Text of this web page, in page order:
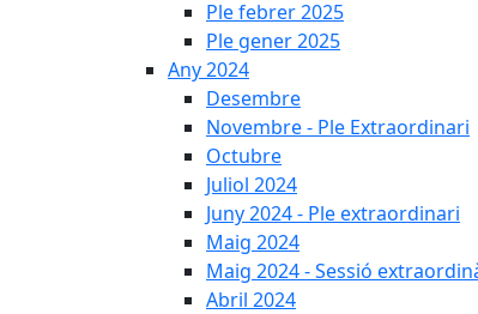
Ple febrer 2025
Ple gener 2025
Any 2024
Desembre
Novembre - Ple Extraordinari
Octubre
Juliol 2024
Juny 2024 - Ple extraordinari
Maig 2024
Maig 2024 - Sessió
Abril 2024